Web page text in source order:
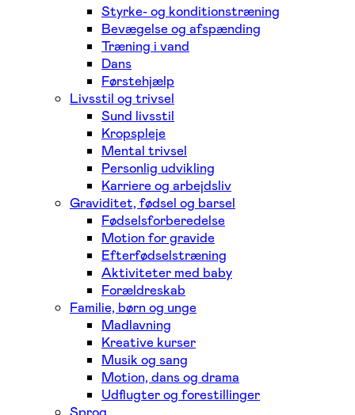
Styrke- og konditionstræning
Bevægelse og afspænding
Træning i vand
Dans
Førstehjælp
Livsstil og trivsel
Sund livsstil
Kropspleje
Mental trivsel
Personlig udvikling
Karriere og arbejdsliv
Graviditet, fødsel og barsel
Fødselsforberedelse
Motion for gravide
Efterfødselstræning
Aktiviteter med baby
Forældreskab
Familie, børn og unge
Madlavning
Kreative kurser
Musik og sang
Motion, dans og drama
Udflugter og forestillinger